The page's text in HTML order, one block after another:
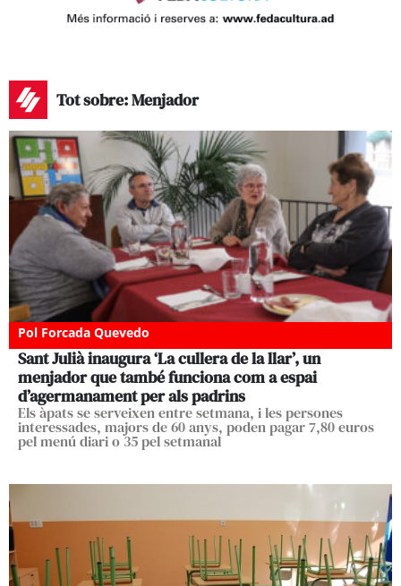
Tot sobre: Menjador
Pol Forcada Quevedo
Sant Julià inaugura ‘La cullera de la llar’, un
menjador que també funciona com a espai
d’agermanament per als padrins
Els àpats se serveixen entre setmana, i les persones
interessades, majors de 60 anys, poden pagar 7,80 euros
pel menú diari o 35 pel setmanal